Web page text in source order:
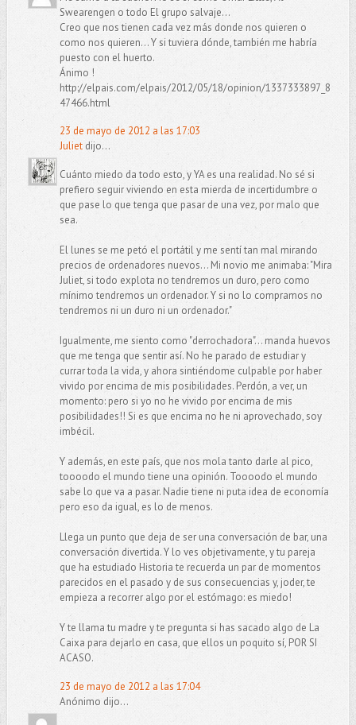
Swearengen o todo El grupo salvaje...
Creo que nos tienen cada vez más donde nos quieren o
como nos quieren... Y si tuviera dónde, también me habría
puesto con el huerto.
Ánimo !
http://elpais.com/elpais/2012/05/18/opinion/1337333897_8
47466.html
23 de mayo de 2012 a las 17:03
Julietdijo...
Cuánto miedo da todo esto, y YA es una realidad. No sé si
prefiero seguir viviendo en esta mierda de incertidumbre o
que pase lo que tenga que pasar de una vez, por malo que
sea.
El lunes se me petó el portátil y me sentí tan mal mirando
precios de ordenadores nuevos... Mi novio me animaba: "Mira
Juliet, si todo explota no tendremos un duro, pero como
mínimo tendremos un ordenador. Y si no lo compramos no
tendremos ni un duro ni un ordenador."
Igualmente, me siento como "derrochadora"... manda huevos
que me tenga que sentir así. No he parado de estudiar y
currar toda la vida, y ahora sintiéndome culpable por haber
vivido por encima de mis posibilidades. Perdón, a ver, un
momento: pero si yo no he vivido por encima de mis
posibilidades!! Si es que encima no he ni aprovechado, soy
imbécil.
Y además, en este país, que nos mola tanto darle al pico,
toooodo el mundo tiene una opinión. Toooodo el mundo
sabe lo que va a pasar. Nadie tiene ni puta idea de economía
pero eso da igual, es lo de menos.
Llega un punto que deja de ser una conversación de bar, una
conversación divertida. Y lo ves objetivamente, y tu pareja
que ha estudiado Historia te recuerda un par de momentos
parecidos en el pasado y de sus consecuencias y, joder, te
empieza a recorrer algo por el estómago: es miedo!
Y te llama tu madre y te pregunta si has sacado algo de La
Caixa para dejarlo en casa, que ellos un poquito sí, POR SI
ACASO.
23 de mayo de 2012 a las 17:04
Anónimo dijo...